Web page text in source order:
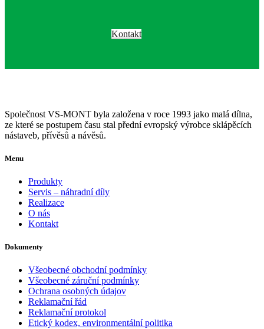
Kontakt
Společnost VS-MONT byla založena v roce 1993 jako malá dílna,
ze které se postupem času stal přední evropský výrobce sklápěcích
nástaveb, přívěsů a návěsů.
Menu
Produkty
Servis – náhradní díly
Realizace
O nás
Kontakt
Dokumenty
Všeobecné obchodní podmínky
Všeobecné záruční podmínky
Ochrana osobných údajov
Reklamační řád
Reklamační protokol
Etický kodex, environmentální politika